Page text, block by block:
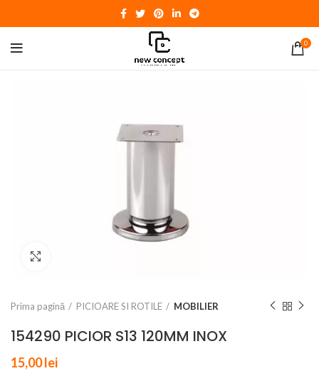
0
Prima pagină PICIOARE SI ROTILE MOBILIER
154290 PICIOR S13 120MM INOX
15,00lei